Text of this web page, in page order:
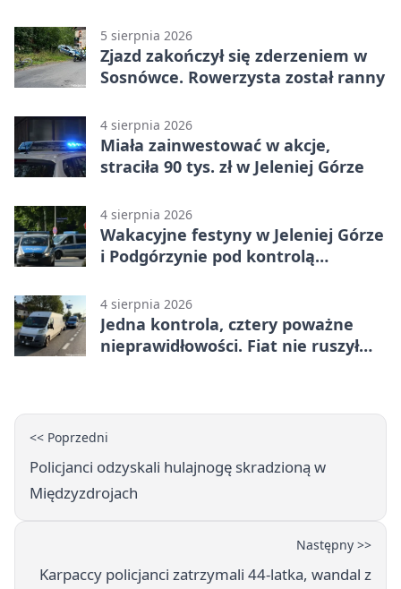
5 sierpnia 2026
Zjazd zakończył się zderzeniem w
Sosnówce. Rowerzysta został ranny
4 sierpnia 2026
Miała zainwestować w akcje,
straciła 90 tys. zł w Jeleniej Górze
4 sierpnia 2026
Wakacyjne festyny w Jeleniej Górze
i Podgórzynie pod kontrolą
4 sierpnia 2026
Jedna kontrola, cztery poważne
nieprawidłowości. Fiat nie ruszył
<< Poprzedni
Policjanci odzyskali hulajnogę skradzioną w
Międzyzdrojach
Następny >>
Karpaccy policjanci zatrzymali 44-latka, wandal z